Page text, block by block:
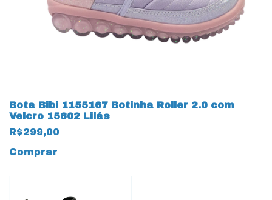
Bota Bibi 1155167 Botinha Roller 2.0 com
Velcro 15602 Lilás
R$299,00
Comprar